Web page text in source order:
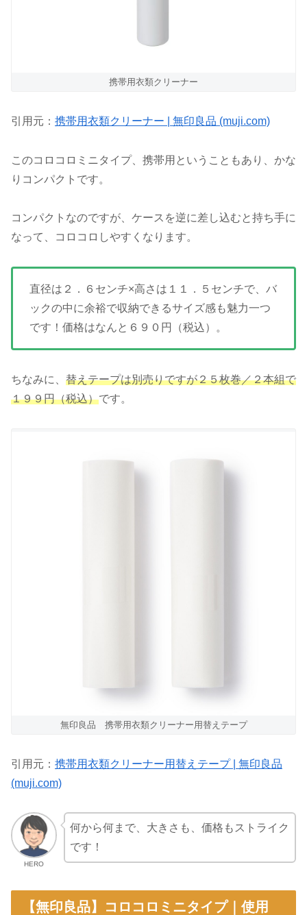
携帯用衣類クリーナー
引用元： 携帯用衣類クリーナー | 無印良品 (muji.com)
このコロコロミニタイプ、携帯用ということもあり、かな
りコンパクトです。
コンパクトなのですが、ケースを逆に差し込むと持ち手に
なって、コロコロしやすくなります。
直径は２．６センチ×高さは１１．５センチで、バ
ックの中に余裕で収納できるサイズ感も魅力一つ
です！価格はなんと６９０円（税込）。
ちなみに、 替えテープは別売りですが２５枚巻／２本組で
１９９円（税込）です。
無印良品 携帯用衣類クリーナー用替えテープ
引用元： 携帯用衣類クリーナー用替えテープ | 無印良品
(muji.com)
HERO
何から何まで、大きさも、価格もストライク
です！
【無印良品】コロコロミニタイプ｜使用